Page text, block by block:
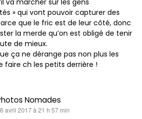
va marcher sur les gens
» qui vont pouvoir capturer des
que le fric est de leur côté, donc
la merde qu’on est obligé de tenir
de mieux.
ça ne dérange pas non plus les
faire ch les petits derrière !
Nomades
:
avril 2017 à 21 h 57 min